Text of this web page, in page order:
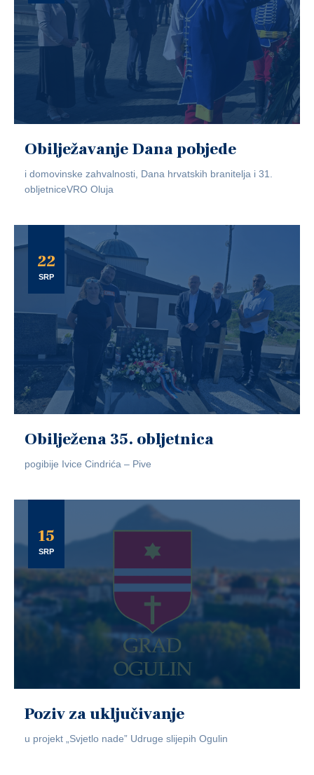
Obilježavanje Dana pobjede
i domovinske zahvalnosti, Dana hrvatskih branitelja i 31.
obljetniceVRO Oluja
22
SRP
Obilježena 35. obljetnica
pogibije Ivice Cindrića – Pive
15
SRP
Poziv za uključivanje
u projekt „Svjetlo nade” Udruge slijepih Ogulin